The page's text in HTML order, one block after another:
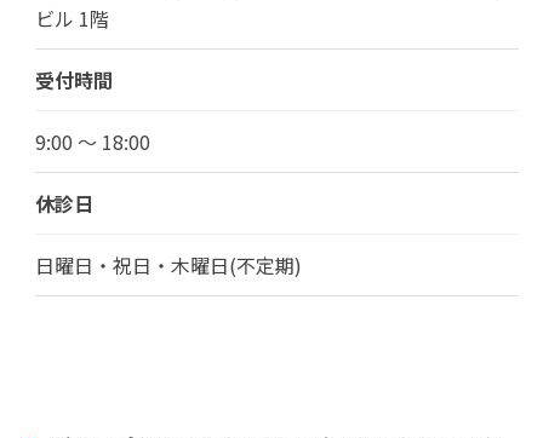
ビル 1階
受付時間
9:00 ～ 18:00
休診日
日曜日・祝日・木曜日(不定期)